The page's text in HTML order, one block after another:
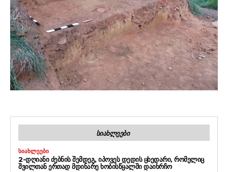
ᲡᲘᲐᲮᲚᲔᲔᲑᲘ
ᲡᲘᲐᲮᲚᲔᲔᲑᲘ
2-ᲓᲦᲘᲐᲜᲘ ᲫᲔᲑᲜᲘᲡ ᲨᲔᲛᲓᲔᲒ, ᲘᲞᲝᲕᲔᲡ ᲓᲔᲓᲘᲡ ᲪᲮᲔᲓᲐᲠᲘ, ᲠᲝᲛᲔᲚᲘᲪ
ᲨᲕᲘᲚᲗᲐᲜ ᲔᲠᲗᲐᲓ ᲛᲓᲘᲜᲐᲠᲔ ᲮᲝᲑᲘᲡᲬᲧᲐᲚᲨᲘ ᲓᲐᲘᲮᲠᲩᲝ